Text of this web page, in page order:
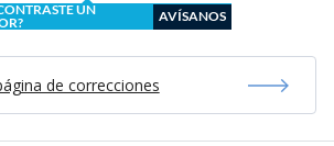
UN
AVÍSANOS
de correcciones